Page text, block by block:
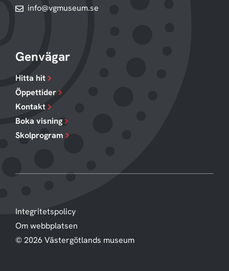
info@vgmuseum.se
Genvägar
Hitta hit
Öppettider
Kontakt
Boka visning
Skolprogram
© 2026 Västergötlands museum
Integritetspolicy
Om webbplatsen